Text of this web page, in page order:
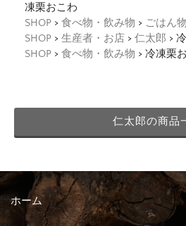
凍栗おこわ
SHOP > 食べ物・飲み物 > ごはん物
SHOP > 生産者・お店 > 仁太郎 >
SHOP > 食べ物・飲み物 > 冷凍栗
仁太郎の商品
ホーム